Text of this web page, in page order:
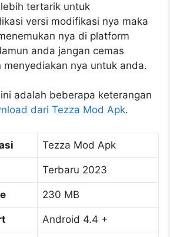
tertarik untuk
versi modifikasi nya maka
nya di platform
anda jangan cemas
menyediakan nya untuk anda.
adalah beberapa keterangan
dari Tezza Mod Apk.
Tezza Mod Apk
Terbaru 2023
230 MB
Android 4.4 +